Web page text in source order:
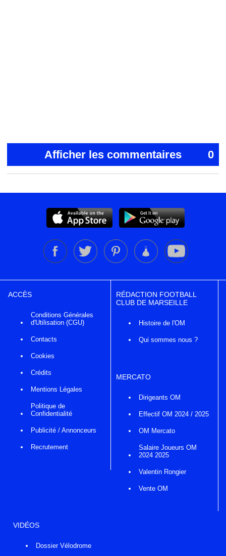
Afficher les commentaires 0
ACCÈS
Conditions Générales
d'Utilisation (CGU)
Contacts
Cookies
Crédits
Mentions Légales
Politique de
Confidentialité
Publicité / Annonceurs
Recrutement
RÉDACTION FOOTBALL
CLUB DE MARSEILLE
Histoire de l'OM
Qui sommes nous ?
MERCATO
Dirigeants OM
Effectif OM 2024 / 2025
OM Mercato
Salaire Joueurs OM
2024 2025
Valentin Rongier
Vente OM
VIDÉOS
Dossier Vélodrome